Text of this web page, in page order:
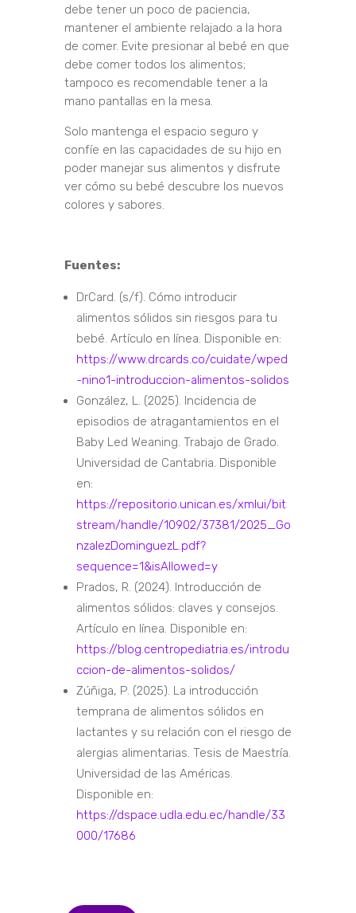
debe tener un poco de paciencia,
mantener el ambiente relajado a la hora
de comer. Evite presionar al bebé en que
debe comer todos los alimentos;
tampoco es recomendable tener a la
mano pantallas en la mesa.
Solo mantenga el espacio seguro y
confíe en las capacidades de su hijo en
poder manejar sus alimentos y disfrute
ver cómo su bebé descubre los nuevos
colores y sabores.
Fuentes:
DrCard. (s/f). Cómo introducir
alimentos sólidos sin riesgos para tu
bebé. Artículo en línea. Disponible en:
https://www.drcards.co/cuidate/wped
-nino1-introduccion-alimentos-solidos
González, L. (2025). Incidencia de
episodios de atragantamientos en el
Baby Led Weaning. Trabajo de Grado.
Universidad de Cantabria. Disponible
en:
https://repositorio.unican.es/xmlui/bit
stream/handle/10902/37381/2025_Go
nzalezDominguezL.pdf?
sequence=1&isAllowed=y
Prados, R. (2024). Introducción de
alimentos sólidos: claves y consejos.
Artículo en línea. Disponible en:
https://blog.centropediatria.es/introdu
ccion-de-alimentos-solidos/
Zúñiga, P. (2025). La introducción
temprana de alimentos sólidos en
lactantes y su relación con el riesgo de
alergias alimentarias. Tesis de Maestría.
Universidad de las Américas.
Disponible en:
https://dspace.udla.edu.ec/handle/33
000/17686